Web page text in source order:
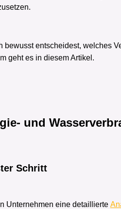
entscheidest, welches
geht es in diesem Artikel.
und
Schritt
Unternehmen eine detaillierte